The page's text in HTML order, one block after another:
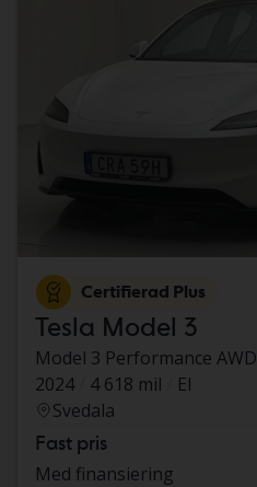
Certifierad Plus
Tesla Model 3
Model 3 Performance AWD
2024
4 618 mil
El
Svedala
Fast pris
Med finansiering